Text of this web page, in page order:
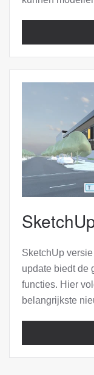
SketchUp
update biedt de
functies. Hier
belangrijkste